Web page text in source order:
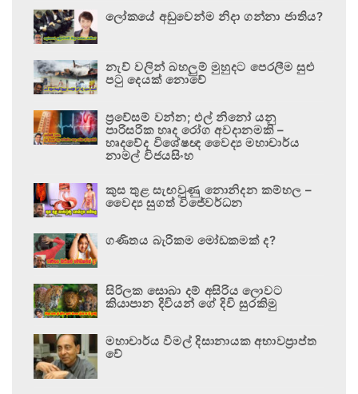
ලෝකයේ අඩුවෙන්ම නිදා ගන්නා ජාතිය?
නැව් වලින් බහලුම් මුහුදට පෙරලීම සුළු
පටු දෙයක් නොවේ
ප්‍රවේසම් වන්න; එල් නිනෝ යනු
පාරිසරික හෘද රෝග අවදානමකි –
හෘදවේද විශේෂඥ වෛද්‍ය මහාචාර්ය
නාමල් විජයසිංහ
කුස තුළ සැඟවුණු නොනිදන කම්හල –
වෛද්‍ය සුගත් විජේවර්ධන
ගණිතය බැරිකම මෝඩකමක් ද?
සිරිලක සොබා දම් අසිරිය ලොවට
කියාපාන දිවියන් ගේ දිවි සුරකිමු
මහාචාර්ය විමල් දිසානායක අභාවප්‍රාප්ත
වේ